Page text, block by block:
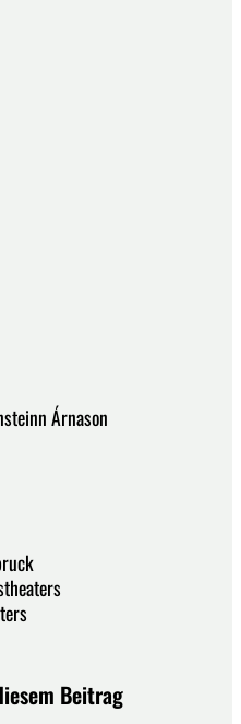
Árnason
Beitrag